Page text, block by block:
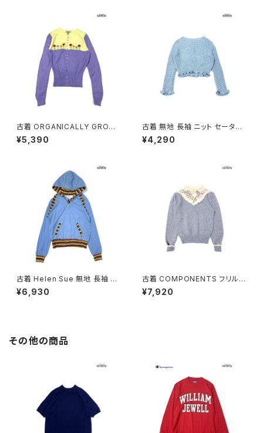
古着 ORGANICALLY GROW
N by APPEJA 刺繍 花柄 長袖
ニット セーター 黄 紫 (ttu2603
¥5,390
古着 無地 長袖 ニット セーター
青 水色 (ttu2603026)
¥4,290
古着 Helen Sue 無地 長袖 ニ
ット パーカー セーター 青 (ttu2
601219)
¥6,930
古着 COMPONENTS フリル
花柄 刺繍 ハイネック ウール 長
袖 ニット セーター 水色 ベージ
¥7,920
その他の商品